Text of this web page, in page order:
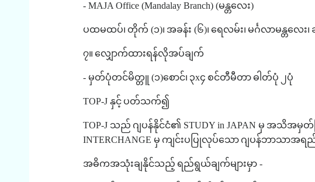
- MAJA Office (Mandalay Branch) (မန္တလေး)
ပထမထပ်၊ တိုက် (၁)၊ အခန်း (၆)၊ ရေလမ်း၊ မင်္ဂလာမန္တလေး၊
၇။ လျှောက်ထားရန်လိုအပ်ချက်
- မှတ်ပုံတင်မိတ္တူ (၁)စောင်၊ ၃x၄ စင်တီမီတာ ဓါတ်ပုံ ၂ပုံ
TOP-Jနှင့် ပတ်သက်၍
TOP-J သည် ဂျပန်နိုင်ငံ၏ STUDY in JAPAN မှ အသိအမှတ်ပြု
INTERCHANGE မှ ကျင်းပပြုလုပ်သော ဂျပန်ဘာသာအရည်
အဓိကအသုံးချနိုင်သည့် ရည်ရွယ်ချက်များမှာ -